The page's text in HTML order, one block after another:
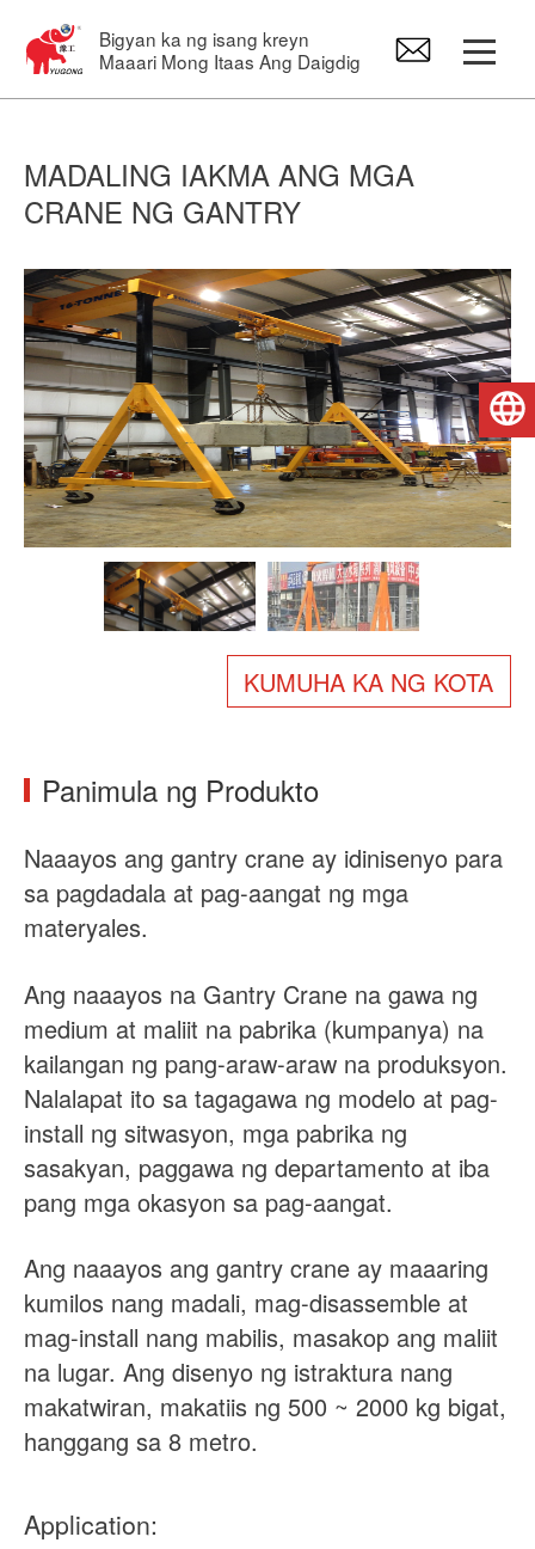
Bigyan ka ng isang kreyn
Maaari Mong Itaas Ang Daigdig
Overhead Crane
Jib Crane
Electric Hoist
Mga Crane Spare Part
Tungkol sa atin
Balita
Mga FAQ
Makipag-ugnayan sa amin
MADALING IAKMA ANG MGA
CRANE NG GANTRY
KUMUHA KA NG KOTA
Panimula ng Produkto
Naaayos ang gantry crane ay idinisenyo para
sa pagdadala at pag-aangat ng mga
materyales.
Ang naaayos na Gantry Crane na gawa ng
medium at maliit na pabrika (kumpanya) na
kailangan ng pang-araw-araw na produksyon.
Nalalapat ito sa tagagawa ng modelo at pag-
install ng sitwasyon, mga pabrika ng
sasakyan, paggawa ng departamento at iba
pang mga okasyon sa pag-aangat.
Ang naaayos ang gantry crane ay maaaring
kumilos nang madali, mag-disassemble at
mag-install nang mabilis, masakop ang maliit
na lugar. Ang disenyo ng istraktura nang
makatwiran, makatiis ng 500 ~ 2000 kg bigat,
hanggang sa 8 metro.
Application:
Pilipino